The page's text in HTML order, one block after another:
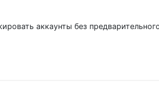
аккаунты без